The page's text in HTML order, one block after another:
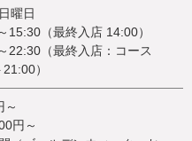
曜日
（最終入店 14:00）
22:30（最終入店：コース
）
～
円～